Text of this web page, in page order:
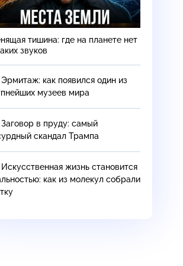
тишина: где на планете нет
звуков
Эрмитаж: как появился один из
музеев мира
Заговор в пруду: самый
скандал Трампа
Искусственная жизнь становится
как из молекул собрали